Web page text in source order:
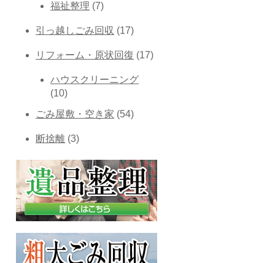
福祉整理 (7)
引っ越しごみ回収 (17)
リフォーム・原状回復 (17)
ハウスクリーニング
(10)
ごみ屋敷・空き家 (54)
断捨離 (3)